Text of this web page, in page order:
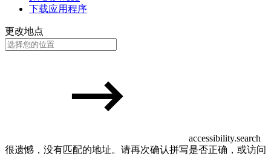
下载应用程序
更改地点
accessibility.search
很遗憾，没有匹配的地址。请再次确认拼写是否正确，或访问